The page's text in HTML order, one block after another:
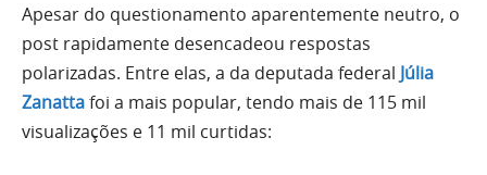
Apesar do questionamento aparentemente neutro, o
post rapidamente desencadeou respostas
polarizadas. Entre elas, a da deputada federal Júlia
Zanattafoi a mais popular, tendo mais de 115 mil
visualizações e 11 mil curtidas: